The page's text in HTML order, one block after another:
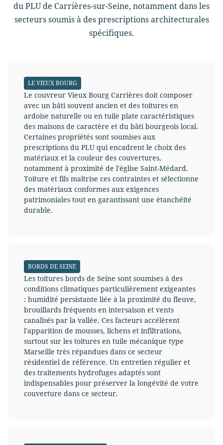
du PLU de Carrières-sur-Seine, notamment dans les
secteurs soumis à des prescriptions architecturales
spécifiques.
LE VIEUX BOURG
Le couvreur Vieux Bourg Carrières doit composer
avec un bâti souvent ancien et des toitures en
ardoise naturelle ou en tuile plate caractéristiques
des maisons de caractère et du bâti bourgeois local.
Certaines propriétés sont soumises aux
prescriptions du PLU qui encadrent le choix des
matériaux et la couleur des couvertures,
notamment à proximité de l'église Saint-Médard.
Toiture et fils maîtrise ces contraintes et sélectionne
des matériaux conformes aux exigences
patrimoniales tout en garantissant une étanchéité
durable.
BORDS DE SEINE
Les toitures bords de Seine sont soumises à des
conditions climatiques particulièrement exigeantes
: humidité persistante liée à la proximité du fleuve,
brouillards fréquents en intersaison et vents
canalisés par la vallée. Ces facteurs accélèrent
l'apparition de mousses, lichens et infiltrations,
surtout sur les toitures en tuile mécanique type
Marseille très répandues dans ce secteur
résidentiel de référence. Un entretien régulier et
des traitements hydrofuges adaptés sont
indispensables pour préserver la longévité de votre
couverture dans ce secteur.